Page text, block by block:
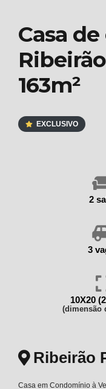
Casa
163m²
EXCLUSIVO
2
3
10X20
(dimensão
Ribeirão
Casa em Condomínio à